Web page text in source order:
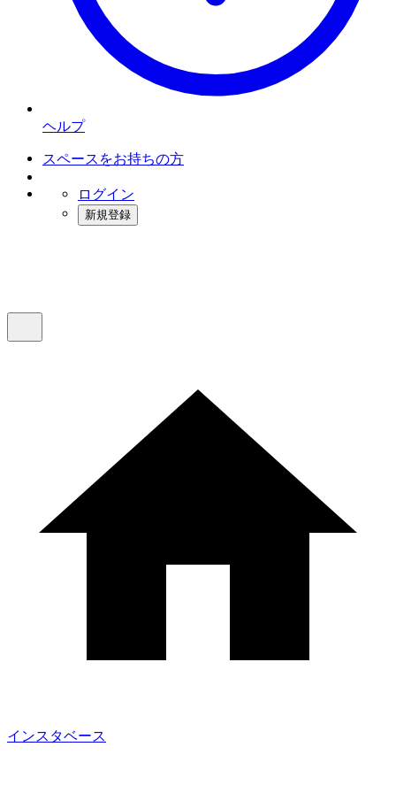
ヘルプ
スペースをお持ちの方
ログイン
新規登録
インスタベース